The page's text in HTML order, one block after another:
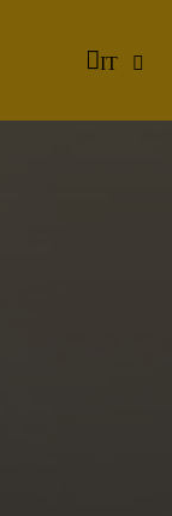
IT